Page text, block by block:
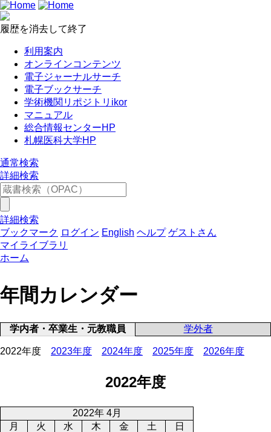
履歴を消去して終了
利用案内
オンラインコンテンツ
電子ジャーナルサーチ
電子ブックサーチ
学術機関リポジトリikor
マニュアル
総合情報センターHP
札幌医科大学HP
通常検索
詳細検索
詳細検索
ブックマーク ログイン English ヘルプ ゲストさん
マイライブラリ
ホーム
年間カレンダー
学内者・卒業生・元教職員 学外者
2022年度 2023年度 2024年度 2025年度 2026年度
2022年度
2022年 4月
月
火 水 木 金 土
日